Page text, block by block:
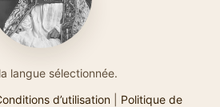
langue sélectionnée.
d’utilisation| Politique de